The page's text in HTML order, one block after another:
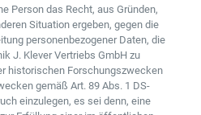
Person das Recht, aus Gründen,
Situation ergeben, gegen die
personenbezogener Daten, die
J. Klever Vertriebs GmbH zu
historischen Forschungszwecken
gemäß Art. 89 Abs. 1 DS-
einzulegen, es sei denn, eine